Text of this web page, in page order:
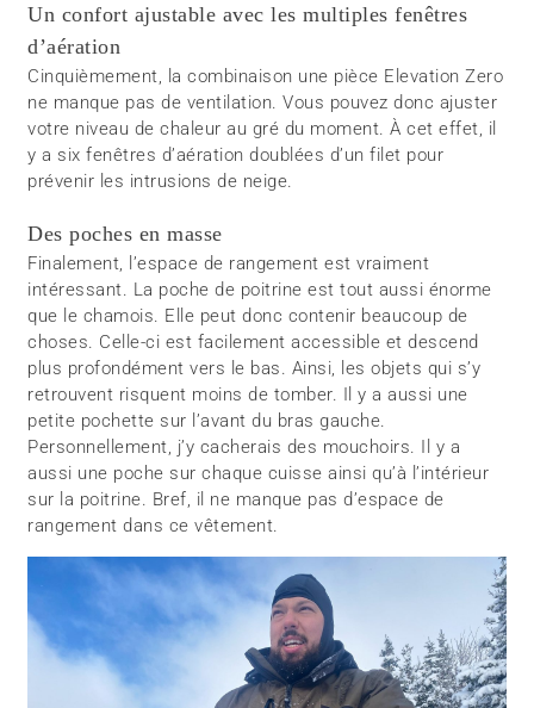
Un confort ajustable avec les multiples fenêtres
d’aération
Cinquièmement, la combinaison une pièce Elevation Zero
ne manque pas de ventilation. Vous pouvez donc ajuster
votre niveau de chaleur au gré du moment. À cet effet, il
y a six fenêtres d’aération doublées d’un filet pour
prévenir les intrusions de neige.
Des poches en masse
Finalement, l’espace de rangement est vraiment
intéressant. La poche de poitrine est tout aussi énorme
que le chamois. Elle peut donc contenir beaucoup de
choses. Celle-ci est facilement accessible et descend
plus profondément vers le bas. Ainsi, les objets qui s’y
retrouvent risquent moins de tomber. Il y a aussi une
petite pochette sur l’avant du bras gauche.
Personnellement, j’y cacherais des mouchoirs. Il y a
aussi une poche sur chaque cuisse ainsi qu’à l’intérieur
sur la poitrine. Bref, il ne manque pas d’espace de
rangement dans ce vêtement.